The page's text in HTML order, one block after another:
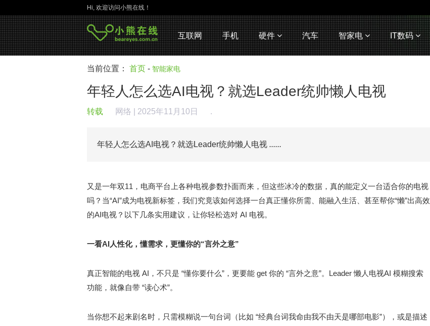
Hi, 欢迎访问小熊在线！
互联网 手机 硬件 汽车 智家电 IT数码
当前位置： 首页 - 智能家电
年轻人怎么选AI电视？就选Leader统帅懒人电视
转载 网络 | 2025年11月10日 .
年轻人怎么选AI电视？就选Leader统帅懒人电视 ......
又是一年双11，电商平台上各种电视参数扑面而来，但这些冰冷的数据，真的能定义一台适合你的电视
吗？当“AI”成为电视新标签，我们究竟该如何选择一台真正懂你所需、能融入生活、甚至帮你“懒”出高效
的AI电视？以下几条实用建议，让你轻松选对 AI 电视。
一看AI人性化，懂需求，更懂你的“言外之意”
真正智能的电视 AI，不只是 “懂你要什么”，更要能 get 你的 “言外之意”。Leader 懒人电视AI 模糊搜索
功能，就像自带 “读心术”。
当你想不起来剧名时，只需模糊说一句台词（比如 “经典台词我命由我不由天是哪部电影”），或是描述